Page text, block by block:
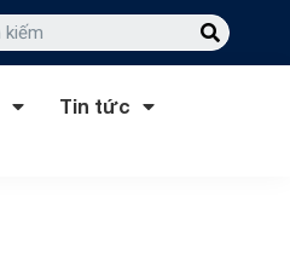
Tin tức